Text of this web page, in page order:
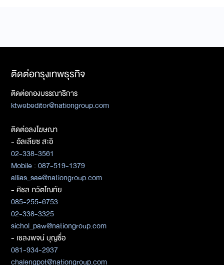
ติดต่อกรุงเทพธุรกิจ
ติดต่อกองบรรณาธิการ
ktwebeditor@nationgroup.com
ติดต่อลงโฆษณา
- อัลเลียซ สะอิ
02-338-3561
Mobile : 087-519-1379
allias_sae@nationgroup.com
- ศิชล ภวัตโณทัย
085-255-6753
02-338-3325
sichol_paw@nationgroup.com
- เชลงพจน์ บุญซื่อ
081-934-2937
chalengpot@nationgroup.com